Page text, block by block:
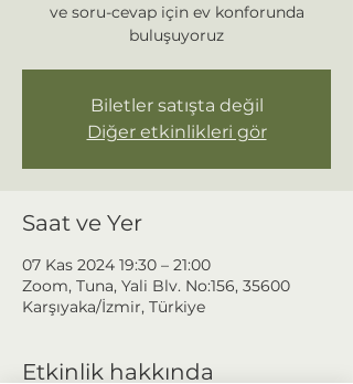
ve soru-cevap için ev konforunda
buluşuyoruz
Biletler satışta değil
Diğer etkinlikleri gör
Saat ve Yer
07 Kas 2024 19:30 – 21:00
Zoom, Tuna, Yali Blv. No:156, 35600
Karşıyaka/İzmir, Türkiye
Etkinlik hakkında